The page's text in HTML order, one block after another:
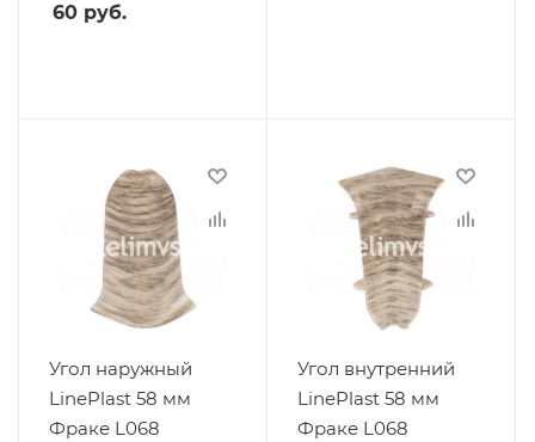
60 руб.
Угол наружный
LinePlast 58 мм
Фраке L068
Угол внутренний
LinePlast 58 мм
Фраке L068